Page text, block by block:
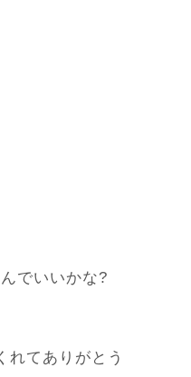
んでいいかな?
れてありがとう